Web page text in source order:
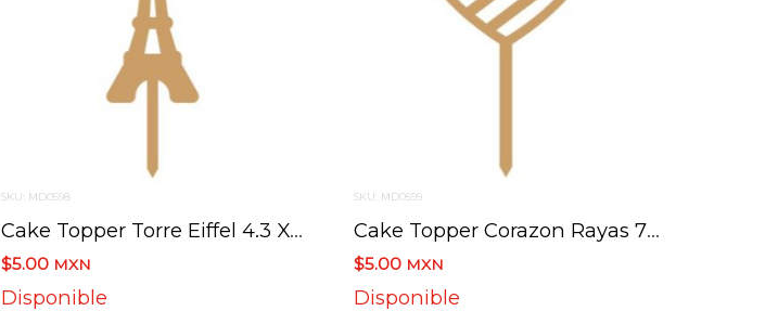
SKU: MD0598
Cake Topper Torre Eiffel 4.3 X 14 Cm
$5.00 MXN
Disponible
SKU: MD0599
Cake Topper Corazon Rayas 7 X 12 Cm
$5.00 MXN
Disponible